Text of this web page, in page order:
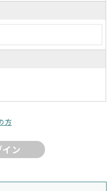
方
イン